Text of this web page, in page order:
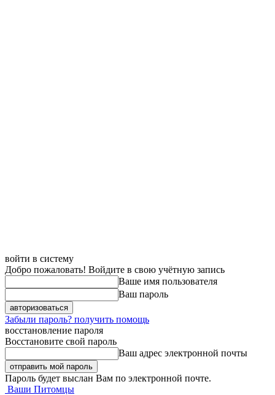
войти в систему
Добро пожаловать! Войдите в свою учётную запись
Ваше имя пользователя
Ваш пароль
Забыли пароль? получить помощь
восстановление пароля
Восстановите свой пароль
Ваш адрес электронной почты
Пароль будет выслан Вам по электронной почте.
Ваши Питомцы